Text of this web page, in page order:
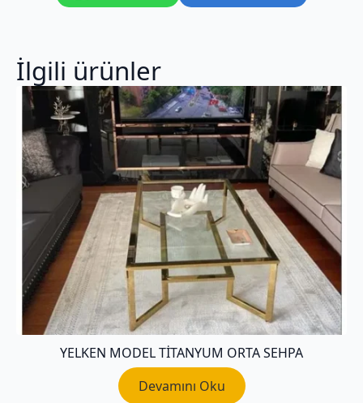
İlgili ürünler
YELKEN MODEL TITANYUM ORTA SEHPA
Devamını Oku